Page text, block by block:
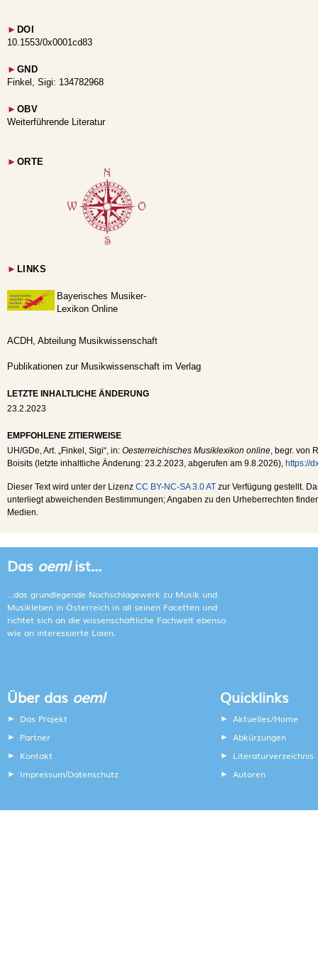
► DOI
10.1553/0x0001cd83
► GND
Finkel, Sigi: 134782968
► OBV
Weiterführende Literatur
► ORTE
► LINKS
Bayerisches Musiker-
Lexikon Online
ACDH, Abteilung Musikwissenschaft
Publikationen zur Musikwissenschaft im Verlag
LETZTE INHALTLICHE ÄNDERUNG
23.2.2023
EMPFOHLENE ZITIERWEISE
UH/GDe , Art. „Finkel, Sigi“, in: Oesterreichisches Musiklexikon online , begr. von
Boisits (letzte inhaltliche Änderung: 23.2.2023 , abgerufen am 9.8.2026), https://
Dieser Text wird unter der Lizenz CC BY-NC-SA 3.0 AT zur Verfügung gestellt.
unterliegt abweichenden Bestimmungen; Angaben zu den Urheberrechten
Medien.
Das oemlist...
...das grundlegende Nachschlagewerk zu Musik und
Musikleben in Österreich in all seinen Facetten und
richtet sich an die wissenschaftliche Fachwelt ebenso
wie an interessierte Laien.
Über das oeml
Das Projekt
Partner
Kontakt
Impressum/Datenschutz
Quicklinks
Aktuelles/Home
Abkürzungen
Literaturverzeichnis
Autoren